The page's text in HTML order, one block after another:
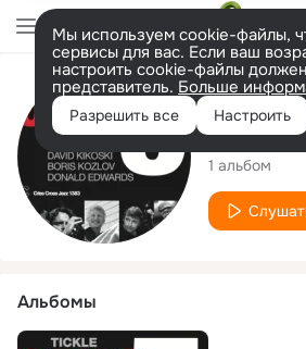
Мы используем cookie-файлы,
сервисы для вас. Если ваш
настроить cookie-файлы
представитель. Больше
Разрешить все Настроить
Opus
1 альбом
Альбомы